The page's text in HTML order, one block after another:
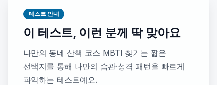
테스트 안내
이 테스트, 이런 분께 딱 맞아요
나만의 동네 산책 코스 MBTI 찾기는 짧은
선택지를 통해 나만의 습관·성격 패턴을 빠르게
파악하는 테스트예요.